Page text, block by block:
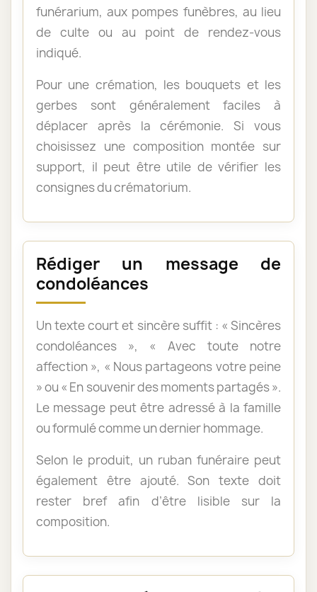
funérarium, aux pompes funèbres, au lieu
de culte ou au point de rendez-vous
indiqué.
Pour une crémation, les bouquets et les
gerbes sont généralement faciles à
déplacer après la cérémonie. Si vous
choisissez une composition montée sur
support, il peut être utile de vérifier les
consignes du crématorium.
Rédiger un message de
condoléances
Un texte court et sincère suffit : « Sincères
condoléances », « Avec toute notre
affection », « Nous partageons votre peine
» ou « En souvenir des moments partagés ».
Le message peut être adressé à la famille
ou formulé comme un dernier hommage.
Selon le produit, un ruban funéraire peut
également être ajouté. Son texte doit
rester bref afin d’être lisible sur la
composition.